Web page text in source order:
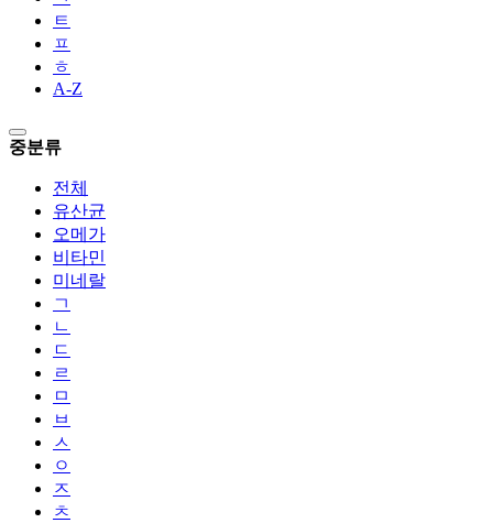
ㅌ
ㅍ
ㅎ
A-Z
중분류
전체
유산균
오메가
비타민
미네랄
ㄱ
ㄴ
ㄷ
ㄹ
ㅁ
ㅂ
ㅅ
ㅇ
ㅈ
ㅊ